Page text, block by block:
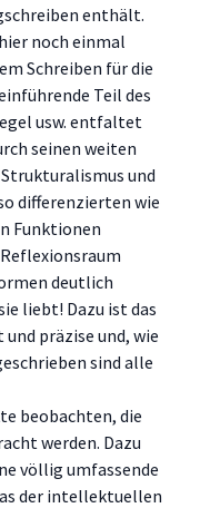
enthält.
noch einmal
Schreiben für die
Teil des
usw. entfaltet
seinen weiten
und
differenzierten wie
Funktionen
deutlich
liebt! Dazu ist das
präzise und, wie
sind alle
beobachten, die
werden. Dazu
völlig umfassende
der intellektuellen